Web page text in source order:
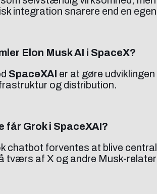
integration snarere end en
Elon Musk AI i SpaceX?
SpaceXAI er at gøre
og distribution.
får Grok i SpaceXAI?
chatbot forventes at blive
tværs af X og andre Musk-